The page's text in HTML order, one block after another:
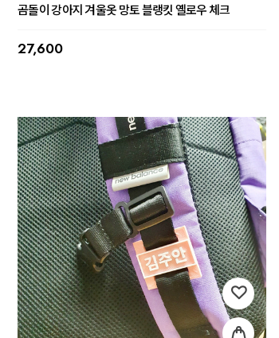
곰돌이 강아지 겨울옷 망토 블랭킷 옐로우 체크
27,600